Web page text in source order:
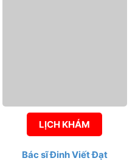
LỊCH KHÁM
Bác sĩ Đinh Viết Đạt